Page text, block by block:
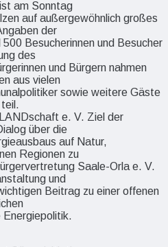
ist am Sonntag
auf außergewöhnlich großes
der
Besucherinnen und Besucher
des
und Bürgern nahmen
aus vielen
sowie weitere Gäste
e. V. Ziel der
über die
auf Natur,
Regionen zu
Saale-Orla e. V.
und
Beitrag zu einer offenen
Energiepolitik.